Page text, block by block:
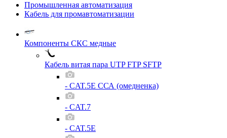
Промышленная автоматизация
Кабель для промавтоматизации
Компоненты СКС медные
Кабель витая пара UTP FTP SFTP
- CAT.5E ССА (омедненка)
- CAT.7
- CAT.5E